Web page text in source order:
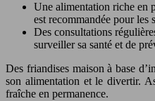
Une alimentation riche en
est recommandée pour les
Des consultations
surveiller sa santé et de
Des friandises maison à base
son alimentation et le divertir.
fraîche en permanence.